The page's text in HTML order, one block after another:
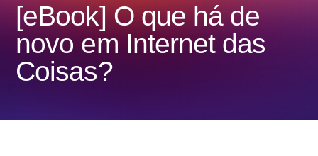
[eBook] O que há de
novo em Internet das
Coisas?